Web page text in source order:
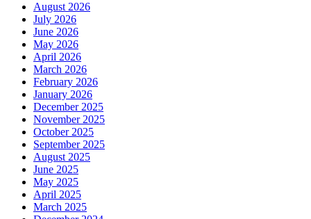
August 2026
July 2026
June 2026
May 2026
April 2026
March 2026
February 2026
January 2026
December 2025
November 2025
October 2025
September 2025
August 2025
June 2025
May 2025
April 2025
March 2025